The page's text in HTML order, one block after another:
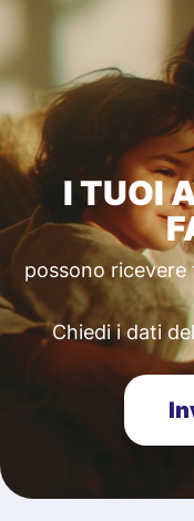
I TUOI
possono
Chiedi i dati